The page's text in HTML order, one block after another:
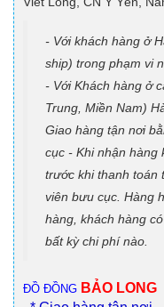
- Với khách hàng ở
ship) trong phạm vi
- Với Khách hàng ở
Trung, Miền Nam)
Giao hàng tận nơi
cục - Khi nhận hàng
trước khi thanh toán
viên bưu cục. Hàng
hàng, khách hàng
bất kỳ chi phí nào.
ĐỒ ĐỒNG BẢO LONG